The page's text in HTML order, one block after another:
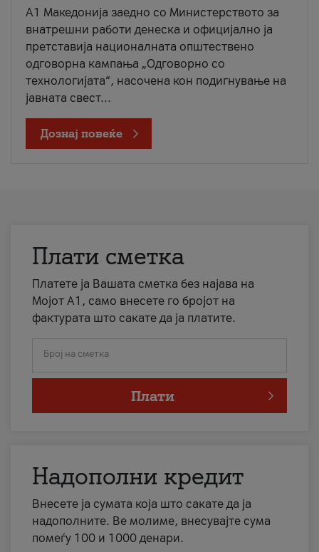
A1 Македонија заедно со Министерството за
внатрешни работи денеска и официјално ја
претставија националната општествено
одговорна кампања „Одговорно со
технологијата“, насочена кон подигнување на
јавната свест...
Дознај повеќе
Плати сметка
Платете ја Вашата сметка без најава на
Мојот А1, само внесете го бројот на
фактурата што сакате да ја платите.
Број на сметка
Плати
Надополни кредит
Внесете ја сумата која што сакате да ја
надополните. Ве молиме, внесувајте сума
помеѓу 100 и 1000 денари.